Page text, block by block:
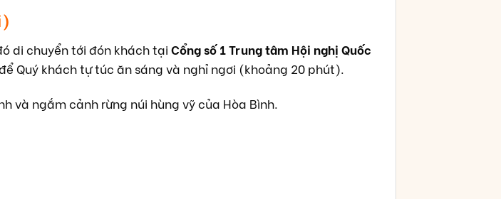
di chuyển tới đón khách tạiCổng số 1 Trung tâm Hội nghị Quốc
Quý khách tự túc ăn sáng và nghỉ ngơi (khoảng 20 phút).
và ngắm cảnh rừng núi hùng vỹ của Hòa Bình.